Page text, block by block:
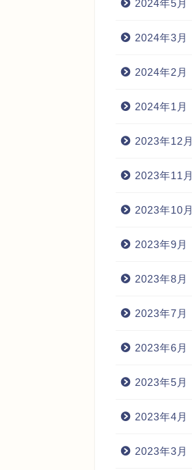
2024年5月
2024年3月
2024年2月
2024年1月
2023年12月
2023年11月
2023年10月
2023年9月
2023年8月
2023年7月
2023年6月
2023年5月
2023年4月
2023年3月